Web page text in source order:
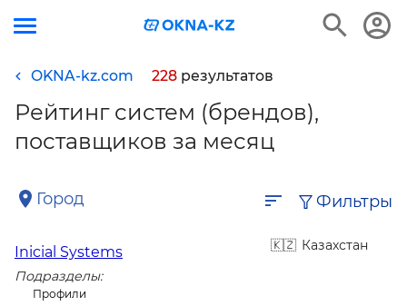
OKNA-kz.com 228 результатов
Рейтинг систем (брендов),
поставщиков за месяц
Город Фильтры
Казахстан
Inicial Systems
Подразделы:
Профили